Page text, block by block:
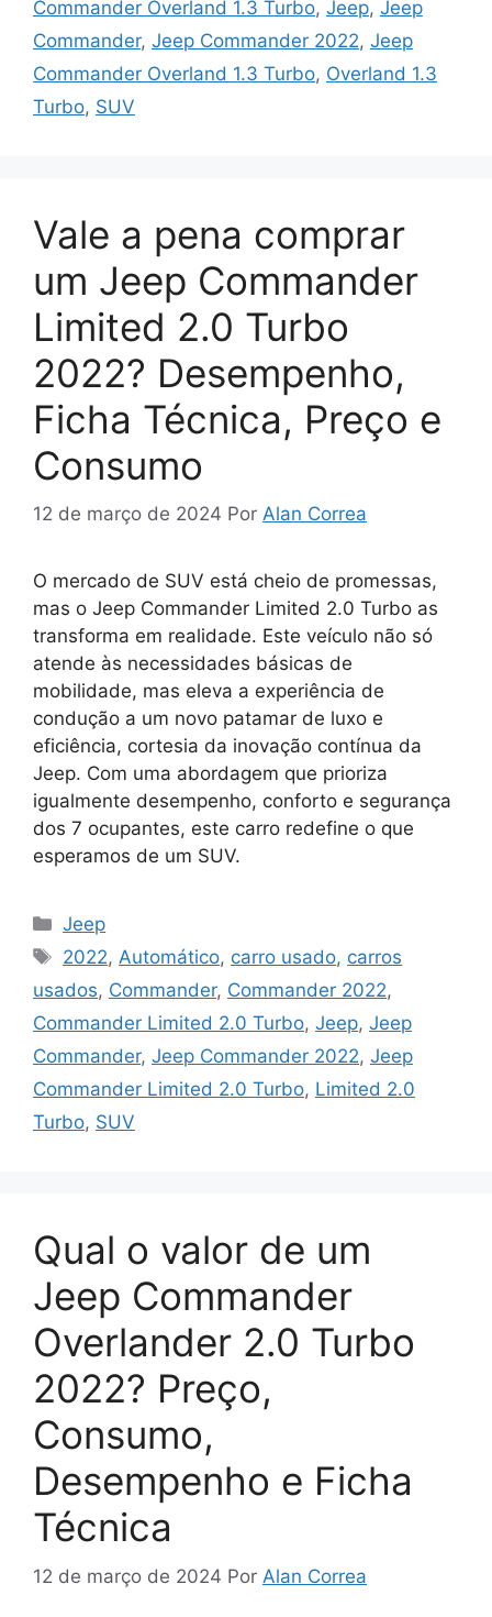
Commander Overland 1.3 Turbo, Jeep, Jeep
Commander, Jeep Commander 2022, Jeep
Commander Overland 1.3 Turbo, Overland 1.3
Turbo, SUV
Vale a pena comprar
um Jeep Commander
Limited 2.0 Turbo
2022? Desempenho,
Ficha Técnica, Preço e
Consumo
12 de março de 2024 Por Alan Correa
O mercado de SUV está cheio de promessas,
mas o Jeep Commander Limited 2.0 Turbo as
transforma em realidade. Este veículo não só
atende às necessidades básicas de
mobilidade, mas eleva a experiência de
condução a um novo patamar de luxo e
eficiência, cortesia da inovação contínua da
Jeep. Com uma abordagem que prioriza
igualmente desempenho, conforto e segurança
dos 7 ocupantes, este carro redefine o que
esperamos de um SUV.
Categorias
Jeep
Tags
2022,Automático, carro usado, carros
usados, Commander, Commander 2022,
Commander Limited 2.0 Turbo, Jeep, Jeep
Commander, Jeep Commander 2022, Jeep
Commander Limited 2.0 Turbo, Limited 2.0
Turbo, SUV
Qual o valor de um
Jeep Commander
Overlander 2.0 Turbo
2022? Preço,
Consumo,
Desempenho e Ficha
Técnica
12 de março de 2024 Por Alan Correa